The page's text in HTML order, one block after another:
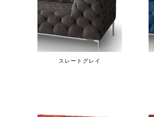
スレートグレイ